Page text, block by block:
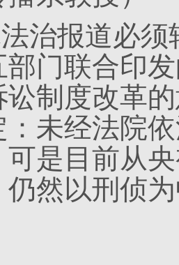
法治报道必
部门联合印
讼制度改革
：未经法院
可是目前从
仍然以刑侦